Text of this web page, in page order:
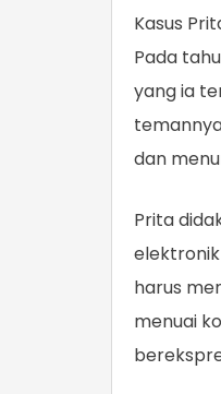
Kasus
Pada
yang ia
dan
Prita
harus
menuai